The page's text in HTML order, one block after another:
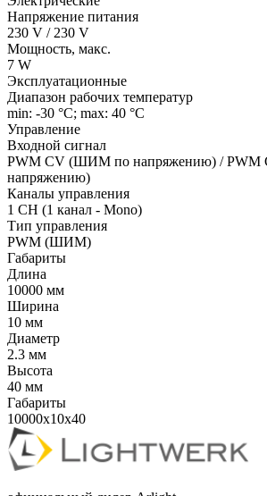
Напряжение питания
230 V / 230 V
Мощность, макс.
7 W
Эксплуатационные
Диапазон рабочих температур
min: -30 °C; max: 40 °C
Управление
Входной сигнал
PWM СV (ШИМ по напряжению) /
напряжению)
Каналы управления
1 CH (1 канал - Mono)
Тип управления
PWM (ШИМ)
Габариты
Длина
10000 мм
Ширина
10 мм
Диаметр
2.3 мм
Высота
40 мм
Габариты
10000x10x40